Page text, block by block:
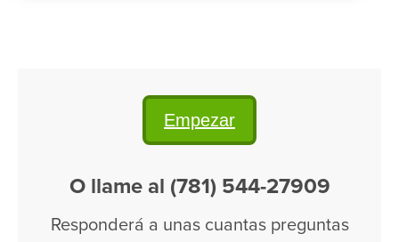
Empezar
O llame al (781) 544-27909
Responderá a unas cuantas preguntas